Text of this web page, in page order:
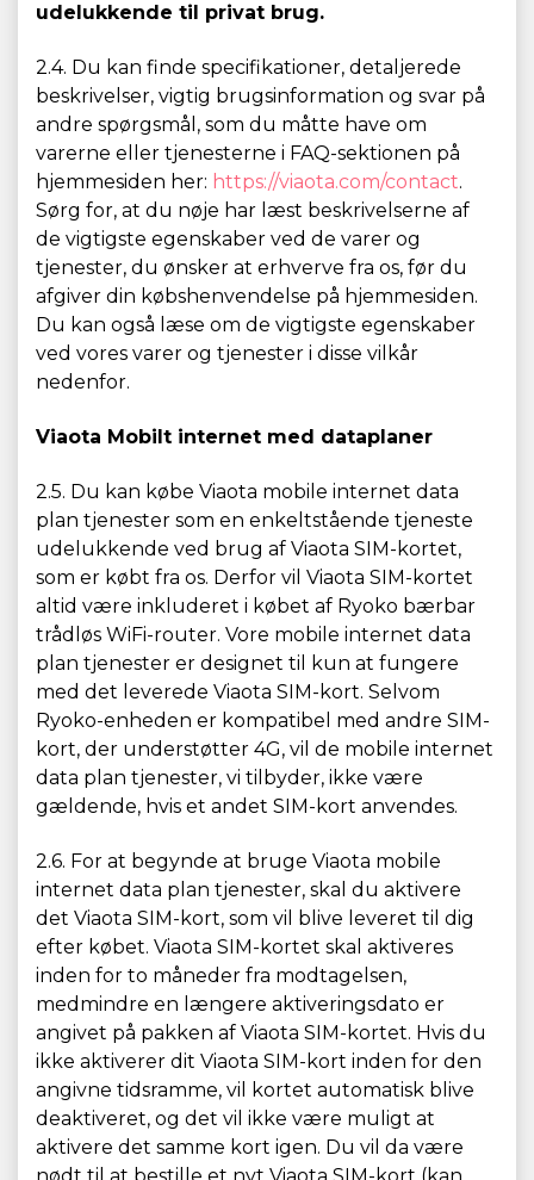
udelukkende til privat brug.
2.4. Du kan finde specifikationer, detaljerede
beskrivelser, vigtig brugsinformation og svar på
andre spørgsmål, som du måtte have om
varerne eller tjenesterne i FAQ-sektionen på
hjemmesiden her: https://viaota.com/contact.
Sørg for, at du nøje har læst beskrivelserne af
de vigtigste egenskaber ved de varer og
tjenester, du ønsker at erhverve fra os, før du
afgiver din købshenvendelse på hjemmesiden.
Du kan også læse om de vigtigste egenskaber
ved vores varer og tjenester i disse vilkår
nedenfor.
Viaota Mobilt internet med dataplaner
2.5. Du kan købe Viaota mobile internet data
plan tjenester som en enkeltstående tjeneste
udelukkende ved brug af Viaota SIM-kortet,
som er købt fra os. Derfor vil Viaota SIM-kortet
altid være inkluderet i købet af Ryoko bærbar
trådløs WiFi-router. Vore mobile internet data
plan tjenester er designet til kun at fungere
med det leverede Viaota SIM-kort. Selvom
Ryoko-enheden er kompatibel med andre SIM-
kort, der understøtter 4G, vil de mobile internet
data plan tjenester, vi tilbyder, ikke være
gældende, hvis et andet SIM-kort anvendes.
2.6. For at begynde at bruge Viaota mobile
internet data plan tjenester, skal du aktivere
det Viaota SIM-kort, som vil blive leveret til dig
efter købet. Viaota SIM-kortet skal aktiveres
inden for to måneder fra modtagelsen,
medmindre en længere aktiveringsdato er
angivet på pakken af Viaota SIM-kortet. Hvis du
ikke aktiverer dit Viaota SIM-kort inden for den
angivne tidsramme, vil kortet automatisk blive
deaktiveret, og det vil ikke være muligt at
aktivere det samme kort igen. Du vil da være